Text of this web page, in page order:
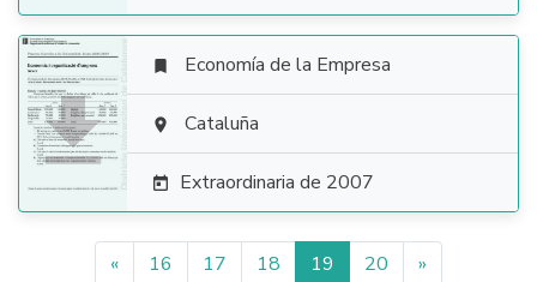

 Economía de la Empresa
 Cataluña
 Extraordinaria de 2007
« 16 17 18 19 20 »